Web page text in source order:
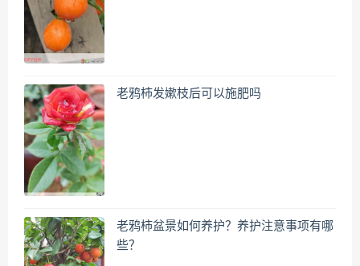
老鸦柿发嫰枝后可以施肥吗
老鸦柿盆景如何养护？养护注意事项有哪
些？